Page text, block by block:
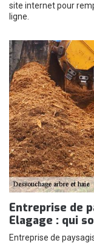
site internet pour
ligne.
Entreprise de
Elagage : qui
Entreprise de